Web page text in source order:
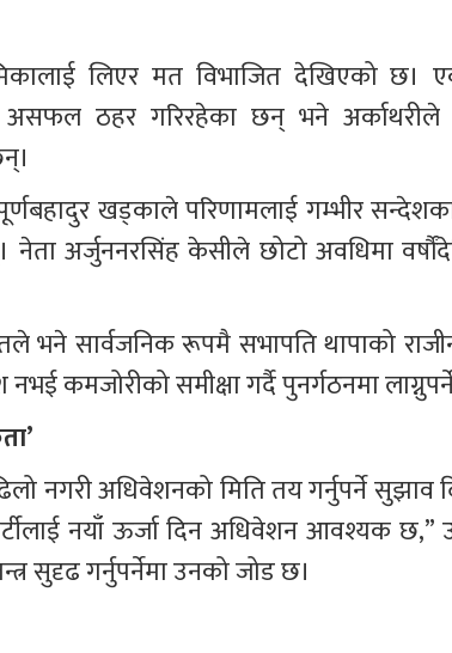
लिएर मत विभाजित देखिएको छ।
असफल ठहर गरिरहेका छन् भने अर्काथरीले
खड्काले परिणामलाई गम्भीर
नेता अर्जुननरसिंह केसीले छोटो अवधिमा
भने सार्वजनिक रूपमै सभापति थापाको
कमजोरीको समीक्षा गर्दै पुनर्गठनमा
नगरी अधिवेशनको मिति तय गर्नुपर्ने सुझाव
नयाँ ऊर्जा दिन अधिवेशन आवश्यक छ,”
सुदृढ गर्नुपर्नेमा उनको जोड छ।